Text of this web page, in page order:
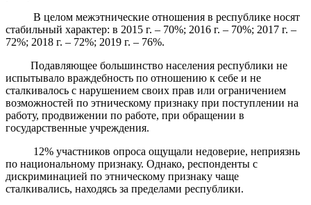
В целом межэтнические отношения в республике носят
стабильный характер: в 2015 г. – 70%; 2016 г. – 70%; 2017 г. –
72%; 2018 г. – 72%; 2019 г. – 76%.
Подавляющее большинство населения республики не
испытывало враждебность по отношению к себе и не
сталкивалось с нарушением своих прав или ограничением
возможностей по этническому признаку при поступлении на
работу, продвижении по работе, при обращении в
государственные учреждения.
12% участников опроса ощущали недоверие, неприязнь
по национальному признаку. Однако, респонденты с
дискриминацией по этническому признаку чаще
сталкивались, находясь за пределами республики.